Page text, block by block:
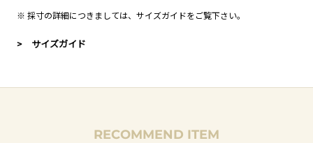
※ 採寸の詳細につきましては、 サイズガイドをご覧下さい。
> サイズガイド
RECOMMEND ITEM